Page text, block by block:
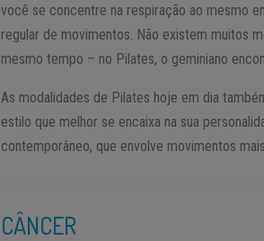
você se concentre na respiração ao mesmo
regular de movimentos. Não existem muitos
mesmo tempo – no Pilates, o geminiano
As modalidades de Pilates hoje em dia
estilo que melhor se encaixa na sua
contemporâneo, que envolve movimentos
CÂNCER